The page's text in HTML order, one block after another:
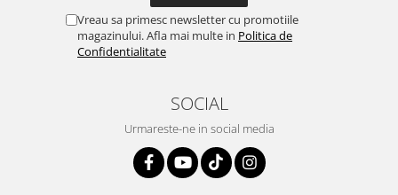
Vreau sa primesc newsletter cu promotiile
magazinului. Afla mai multe in Politica de
Confidentialitate
SOCIAL
Urmareste-ne in social media